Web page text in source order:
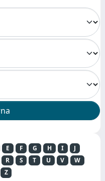
E F G H I
J
R S T U V
W
Z